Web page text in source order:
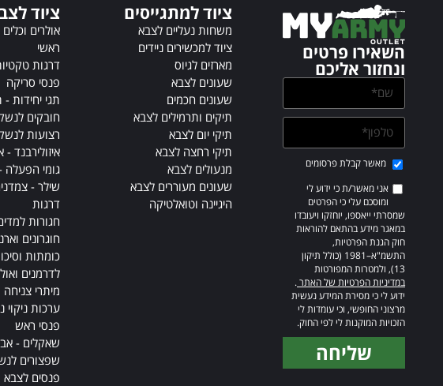
השאירו פרטים
ונחזור אליכם
מאשר קבלת פרסומים
אני מאשר/ת כי ידוע לי
ומוסכם עלי כי הפרטים
שמסרתי ייאספו, יוחזקו ויעובדו
במאגר מידע בהתאם להוראות
חוק הגנת הפרטיות,
התשמ"א–1981 (כולל תיקון
13), ולמטרות המפורטות
במדיניות הפרטיות של האתר.
ידוע לי כי מסירת המידע נעשית
מרצוני החופשי, וכי עומדות לי
הזכויות המוקנות לי לפי החוק.
שליחה
ציוד למתגייסים
משחות נעליים לצבא
ציוד למכשירים ניידים
מארזים לגיוס
שעונים לצבא
שעונים חכמים
תיקים ותרמילים לצבא
תיקי יום לצבא
תיקי רחצה לצבא
מנעולים לצבא
שעונים מעוררים לצבא
היגיינה וטואלטיקה
ציוד
אולרים
ראשי
דרגות
פנסי סריקה
תגי יחידות -
חובקים
רצועות
איזולירבנד -
גומי הפעלה
שילר -
דרגות
חגורות
חוגרונים
כומתות
לדרמנים
מיתרי צניחה
ערכות ניקוי
פנסי ראש
שאקלים -
שפצורים
פנסים לצבא